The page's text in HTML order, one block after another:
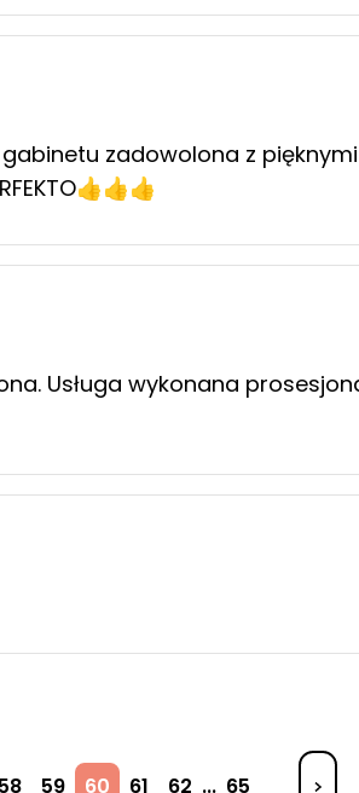
zadowolona z
Usługa wykonana
58 59 60 61 62 ... 65